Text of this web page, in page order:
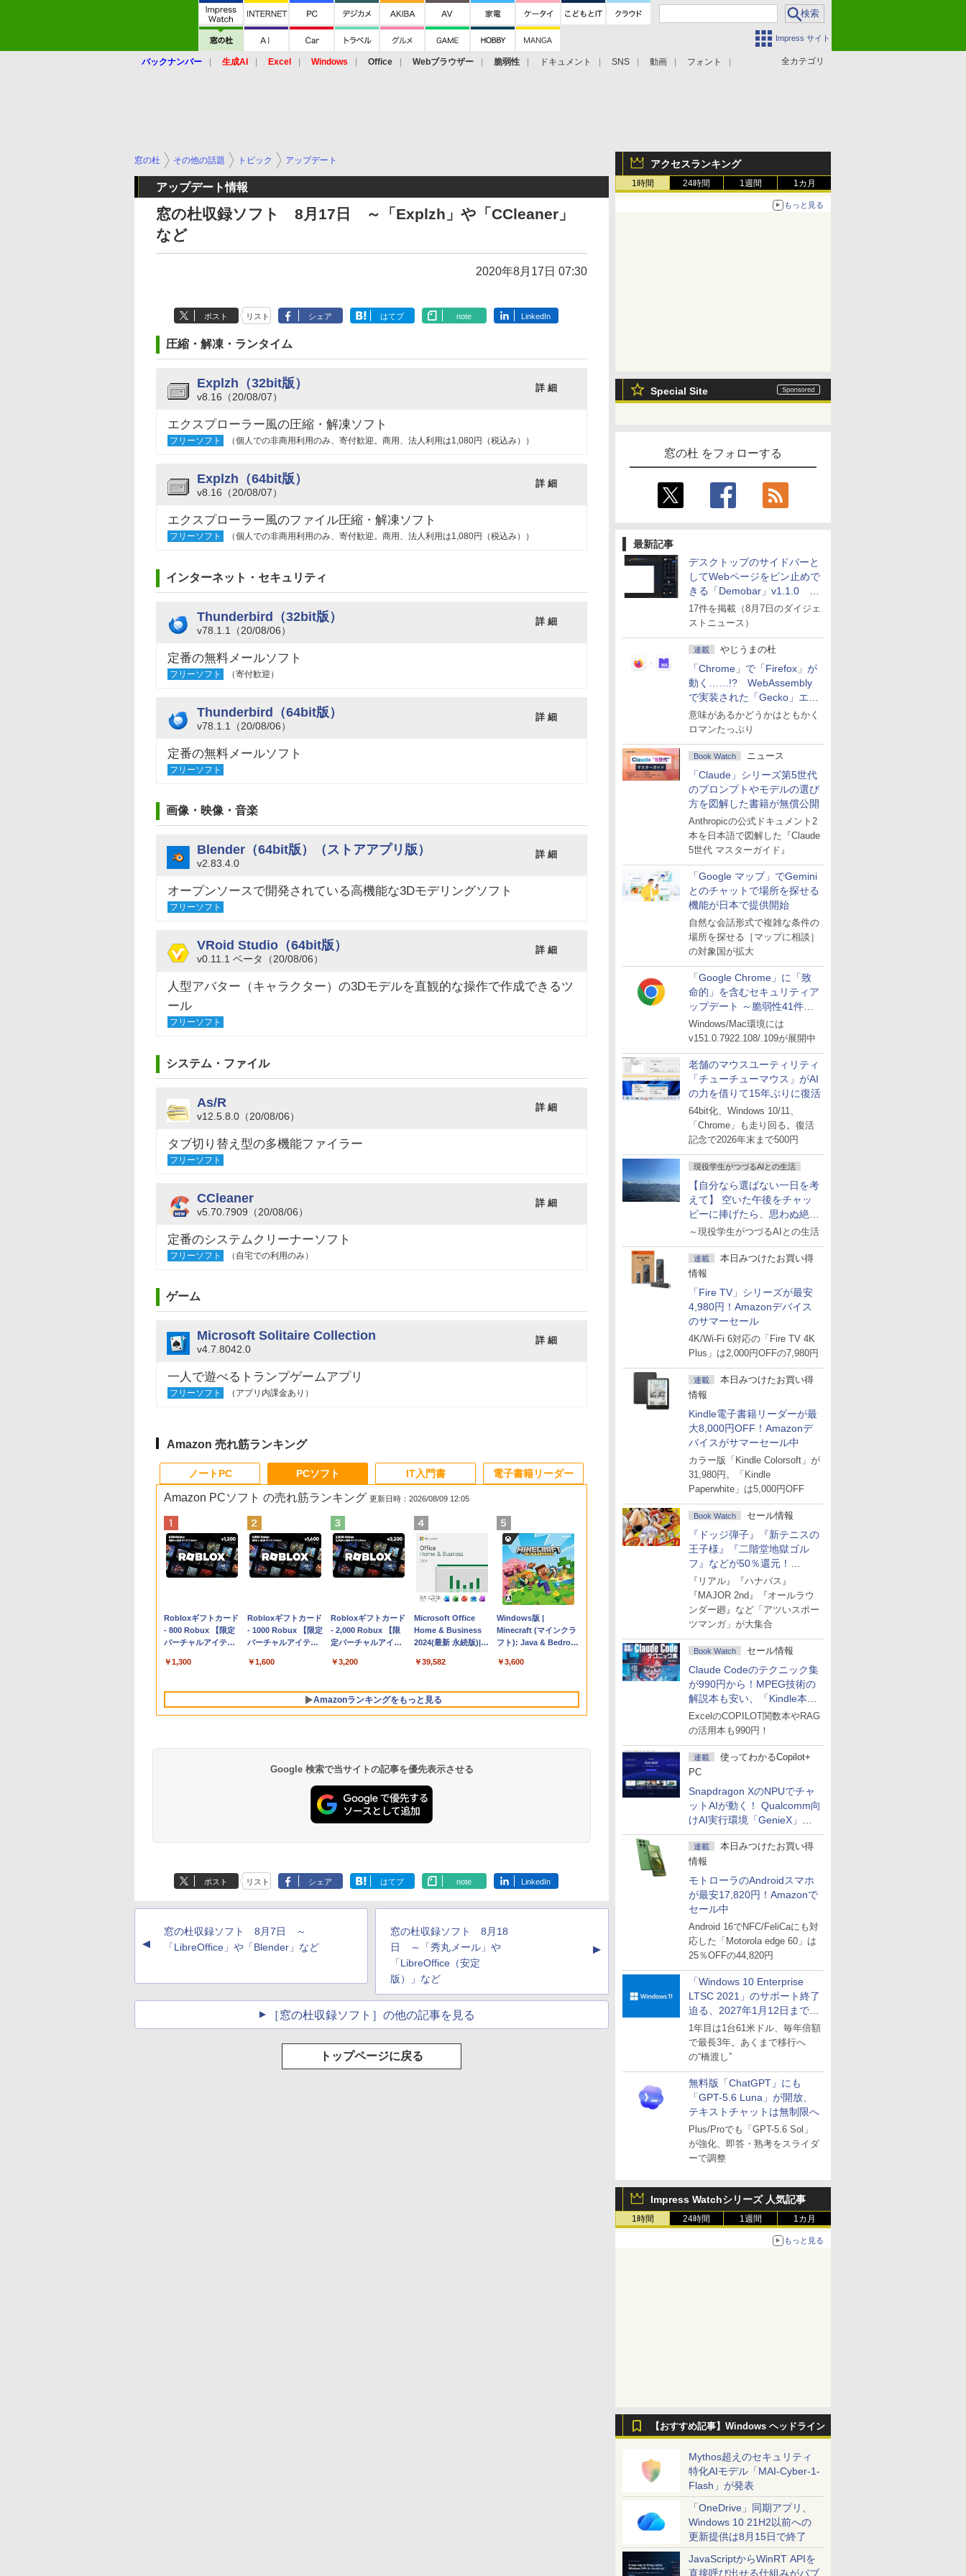
Impress サイト
全カテゴリ
バックナンバー 生成AI Excel Windows Office Webブラウザー 脆弱性 ドキュメント SNS 動画 フォント
アクセスランキング
1時間 24時間 1週間 1カ月
もっと見る
Special Site
窓の杜 をフォローする
最新記事
デスクトップのサイドバーと
してWebページをピン止めで
きる「Demobar」v1.1.0 ほ
か
17件を掲載（8月7日のダイジェ
ストニュース）
連載 やじうまの杜
「Chrome」で「Firefox」が
動く……!? WebAssembly
で実装された「Gecko」エン
ジン
意味があるかどうかはともかく
ロマンたっぷり
Book Watch ニュース
「Claude」シリーズ第5世代
のプロンプトやモデルの選び
方を図解した書籍が無償公開
Anthropicの公式ドキュメント2
本を日本語で図解した『Claude
5世代 マスターガイド』
「Google マップ」でGemini
とのチャットで場所を探せる
機能が日本で提供開始
自然な会話形式で複雑な条件の
場所を探せる［マップに相談］
の対象国が拡大
「Google Chrome」に「致
命的」を含むセキュリティア
ップデート ～脆弱性41件に
対処
Windows/Mac環境には
v151.0.7922.108/.109が展開中
老舗のマウスユーティリティ
「チューチューマウス」がAI
の力を借りて15年ぶりに復活
64bit化、Windows 10/11、
「Chrome」も走り回る。復活
記念で2026年末まで500円
現役学生がつづるAIとの生活
【自分なら選ばない一日を考
えて】 空いた午後をチャッ
ピーに捧げたら、思わぬ絶景
に出会った話
～現役学生がつづるAIとの生活
連載
本日みつけたお買い得
情報
「Fire TV」シリーズが最安
4,980円！Amazonデバイス
のサマーセール
4K/Wi-Fi 6対応の「Fire TV 4K
Plus」は2,000円OFFの7,980円
連載
本日みつけたお買い得
情報
Kindle電子書籍リーダーが最
大8,000円OFF！Amazonデ
バイスがサマーセール中
カラー版「Kindle Colorsoft」が
31,980円。「Kindle
Paperwhite」は5,000円OFF
Book Watch セール情報
『ドッジ弾子』『新テニスの
王子様』『二階堂地獄ゴル
フ』などが50％還元！
Amazonマンガ週末セール
『リアル』『ハナバス』
『MAJOR 2nd』『オールラウ
ンダー廻』など「アツいスポー
ツマンガ」が大集合
Book Watch セール情報
Claude Codeのテクニック集
が990円から！MPEG技術の
解説本も安い、「Kindle本サ
マーセール」第2弾開始！
ExcelのCOPILOT関数本やRAG
の活用本も990円！
連載
使ってわかるCopilot+
PC
Snapdragon XのNPUでチャ
ットAIが動く！ Qualcomm向
けAI実行環境「GenieX」を
試してみた
連載
本日みつけたお買い得
情報
モトローラのAndroidスマホ
が最安17,820円！Amazonで
セール中
Android 16でNFC/FeliCaにも対
応した「Motorola edge 60」は
25％OFFの44,820円
「Windows 10 Enterprise
LTSC 2021」のサポート終了
迫る、2027年1月12日まで
～ESUは9月1日から販売
1年目は1台61米ドル、毎年倍額
で最長3年。あくまで移行へ
の“橋渡し”
無料版「ChatGPT」にも
「GPT-5.6 Luna」が開放、
テキストチャットは無制限へ
Plus/Proでも「GPT-5.6 Sol」
が強化、即答・熟考をスライダ
ーで調整
Impress Watchシリーズ 人気記事
1時間 24時間 1週間 1カ月
もっと見る
【おすすめ記事】Windows ヘッドライン
Mythos超えのセキュリティ
特化AIモデル「MAI-Cyber-1-
Flash」が発表
「OneDrive」同期アプリ、
Windows 10 21H2以前への
更新提供は8月15日で終了
JavaScriptからWinRT APIを
直接呼び出せる仕組みがパブ
窓の杜 その他の話題 トピック アップデート
アップデート情報
窓の杜収録ソフト 8月17日 ～「Explzh」や「CCleaner」
など
2020年8月17日 07:30
ポスト リスト シェア はてブ note LinkedIn
圧縮・解凍・ランタイム
Explzh（32bit版）
v8.16（20/08/07）
詳 細
エクスプローラー風の圧縮・解凍ソフト
フリーソフト （個人での非商用利用のみ、寄付歓迎。商用、法人利用は1,080円（税込み））
Explzh（64bit版）
v8.16（20/08/07）
詳 細
エクスプローラー風のファイル圧縮・解凍ソフト
フリーソフト （個人での非商用利用のみ、寄付歓迎。商用、法人利用は1,080円（税込み））
インターネット・セキュリティ
Thunderbird（32bit版）
v78.1.1（20/08/06）
詳 細
定番の無料メールソフト
フリーソフト （寄付歓迎）
Thunderbird（64bit版）
v78.1.1（20/08/06）
詳 細
定番の無料メールソフト
フリーソフト
画像・映像・音楽
Blender（64bit版）（ストアアプリ版）
v2.83.4.0
詳 細
オープンソースで開発されている高機能な3Dモデリングソフト
フリーソフト
VRoid Studio（64bit版）
v0.11.1 ベータ（20/08/06）
詳 細
人型アバター（キャラクター）の3Dモデルを直観的な操作で作成できるツ
ール
フリーソフト
システム・ファイル
As/R
v12.5.8.0（20/08/06）
詳 細
タブ切り替え型の多機能ファイラー
フリーソフト
CCleaner
v5.70.7909（20/08/06）
詳 細
定番のシステムクリーナーソフト
フリーソフト （自宅での利用のみ）
ゲーム
Microsoft Solitaire Collection
v4.7.8042.0
詳 細
一人で遊べるトランプゲームアプリ
フリーソフト （アプリ内課金あり）
Amazon 売れ筋ランキング
ノートPC
Apple 2026
MacBook Neo A18
Proチップ搭載13イ
AIとApple
設計、Liquid Retina
ユニファイドメモ
￥119,800
tomtoc 360°保護
15.6 16インチ パソコ
ンケース Dell NEC
dynabook Lenovo
￥2,952
Apple 2026
MacBook Air M5チ
ップ搭載13インチノ
Apple Intelligence、
Retinaディスプレ
イ、16GBユニファイ
ドメモリ、1TB SSD
ド、Touch ID - ミッ
ドナイト
￥278,800
【Amazon.co.jp限
定】 HP ノートパソ
コン 15-fd 15.6イン
512GB SSD インテ
￥129,800
FMV ノートパソコン
WE1-K3 (MS 365
Personal/Copilotキー
型/Core i5/16GB/SSD
FMVWK3E15W_AZ
￥139,880
PCソフト
Amazon PCソフト の売れ筋ランキング 更新日時：2026/08/09 12:05
Robloxギフトカード
- 800 Robux 【限定
バーチャルアイテム
ンゲームコード】 ロ
インコード版
￥1,300
Robloxギフトカード
- 1000 Robux 【限定
バーチャルアイテム
ンゲームコード】 ロ
ンコード版
￥1,600
Robloxギフトカード
- 2,000 Robux 【限
定バーチャルアイテ
インゲームコード】
ラインコード版
￥3,200
Microsoft Office
Home & Business
2024(最新 永続版)|オ
版|Windows11、
￥39,582
Windows版 |
Minecraft (マインクラ
フト): Java & Bedrock
ード版
￥3,600
Amazonランキングをもっと見る
IT入門書
￥1,766
デザイン入門講座
［第2版］
￥1,292
非エンジニア 初心者
素人 でも安心 使い方
もコンテンツ作成に
非エンジニアのため
のAIコーディング入
￥99
出す プロンプトの言
葉 AI画像生成シリー
Labo)
￥480
ードウェア・市販ソフ
トウェアのパーフェク
レータ紹介
￥1,600
電子書籍リーダー
ない、大きな画面で
読みやすい、6週間持
チディスプレイ電子
チャ、16GB、広告な
し
￥16,980
ション (32GB) 7イン
チディスプレイ、明
調節ライト、12週間
告なし、メタリック
ブラック
￥27,980
7インチディスプレ
イ、色調調節ライ
テリー、広告なし、
￥22,980
トレージ、防水、7イ
ンチカラーディスプ
ト、最大8週間持続バ
し、ブラック (2025
年発売)
￥31,980
インチカラーディスプ
レイ、64GBストレー
明るさ自動調整、色調
ムペン付き、グラファ
イト
￥115,980
Google 検索で当サイトの記事を優先表示させる
ポスト リスト シェア はてブ note LinkedIn
▲
窓の杜収録ソフト 8月7日 ～
「LibreOffice」や「Blender」など
窓の杜収録ソフト 8月18
日 ～「秀丸メール」や
「LibreOffice（安定
版）」など
▲
［窓の杜収録ソフト］の他の記事を見る
トップページに戻る